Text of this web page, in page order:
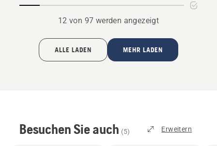
12 von 97 werden angezeigt
ALLE LADEN MEHR LADEN
Besuchen Sie auch (5) Erweitern